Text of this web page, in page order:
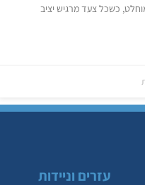
כשכל צעד מרגיש יציב
עזרים וניידות